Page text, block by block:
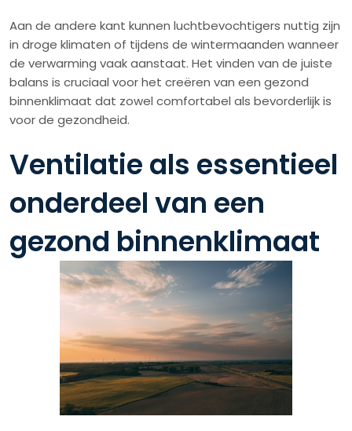
Aan de andere kant kunnen luchtbevochtigers nuttig zijn
in droge klimaten of tijdens de wintermaanden wanneer
de verwarming vaak aanstaat. Het vinden van de juiste
balans is cruciaal voor het creëren van een gezond
binnenklimaat dat zowel comfortabel als bevorderlijk is
voor de gezondheid.
Ventilatie als essentieel
onderdeel van een
gezond binnenklimaat